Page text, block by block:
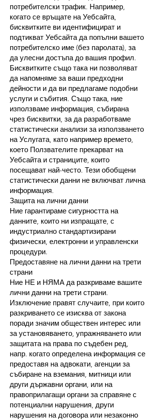
потребителски трафик. Например,
когато се връщате на Уебсайта,
бисквитките ви идентифицират и
подтикват Уебсайта да попълни вашето
потребителско име (без паролата), за
да улесни достъпа до вашия профил.
Бисквитките също така ни позволяват
да напомняме за ваши предходни
дейности и да ви предлагаме подобни
услуги и събития. Също така, ние
използваме информация, събирана
чрез бисквитки, за да разработваме
статистически анализи за използването
на Услугата, като например времето,
което Ползвателите прекарват на
Уебсайта и страниците, които
посещават най-често. Тези обобщени
статистически данни не включват лична
информация.
Защита на лични данни
Ние гарантираме сигурността на
данните, които ни изпращате, с
индустриално стандартизирани
физически, електронни и управленски
процедури.
Предоставяне на лични данни на трети
страни
Ние НЕ и НЯМА да разкриваме вашите
лични данни на трети страни.
Изключение правят случаите, при които
разкриването се изисква от закона
поради значим обществен интерес или
за установяването, упражняването или
защитата на права по съдебен ред,
напр. когато определена информация се
предоставя на адвокати, агенции за
събиране на вземания, митници или
други държавни органи, или на
правоприлагащи органи за справяне с
потенциални нарушения, други
нарушения на договора или незаконно